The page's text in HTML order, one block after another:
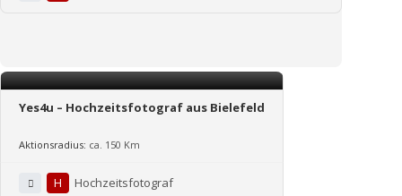
Yes4u – Hochzeitsfotograf aus Bielefeld
Aktionsradius: ca. 150 Km
H Hochzeitsfotograf